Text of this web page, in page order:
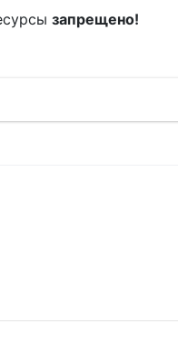
запрещено!